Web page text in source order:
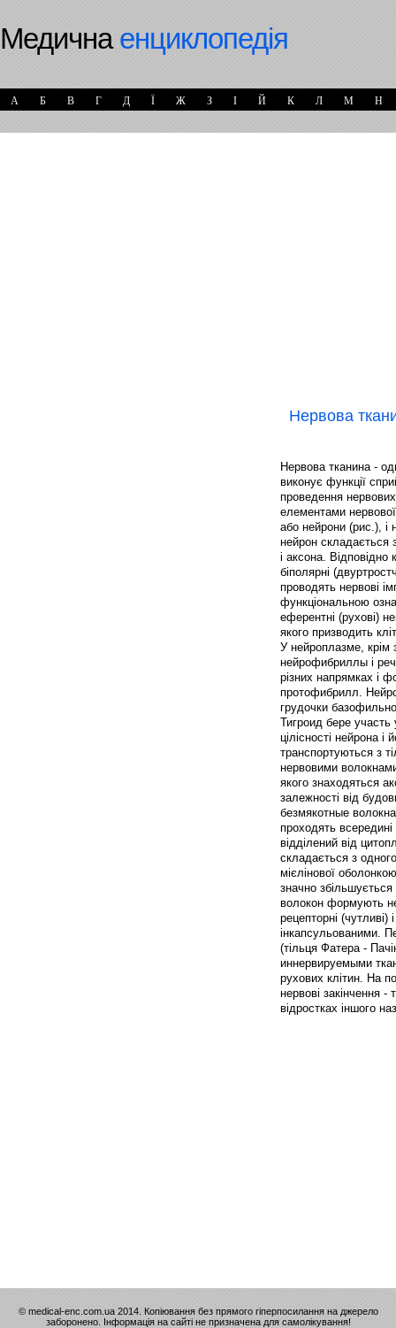
Медичнаенциклопедія
А Б В Г Д Ї Ж З І Й К Л М Н
Нервова
Нервова тканина -
виконує функції
проведення
елементами
або нейрони (рис.), і
нейрон складається
і аксона. Відповідно
біполярні
проводять нервові
функціональною
еферентні (рухові)
якого призводить
У нейроплазме, крім
нейрофибриллы і
різних напрямках і
протофибрилл.
грудочки
Тигроид бере участь
цілісності нейрона
транспортуються з
нервовими
якого знаходяться
залежності від
безмякотные
проходять
відділений від
складається з
мієлінової
значно
волокон формують
рецепторні
інкапсульованими.
(тільця Фатера -
иннервируемыми
рухових клітин. На
нервові закінчення -
відростках іншого
© medical-enc.com.ua 2014. Копіювання без прямого гіперпосилання на джерело
заборонено. Інформація на сайті не призначена для самолікування!